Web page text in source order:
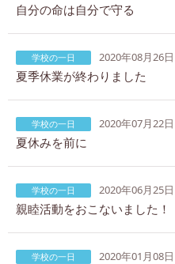
自分の命は自分で守る
学校の一日 2020年08月26日
夏季休業が終わりました
学校の一日 2020年07月22日
夏休みを前に
学校の一日 2020年06月25日
親睦活動をおこないました！
学校の一日 2020年01月08日